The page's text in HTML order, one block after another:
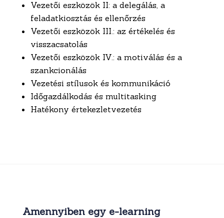
Vezetői eszközök II: a delegálás, a
feladatkiosztás és ellenőrzés
Vezetői eszközök III.: az értékelés és
visszacsatolás
Vezetői eszközök IV.: a motiválás és a
szankcionálás
Vezetési stílusok és kommunikáció
Időgazdálkodás és multitasking
Hatékony értekezletvezetés
Amennyiben egy e-learning